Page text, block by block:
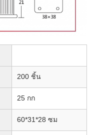
200 ชิ้น
25 กก
60*31*28 ซม